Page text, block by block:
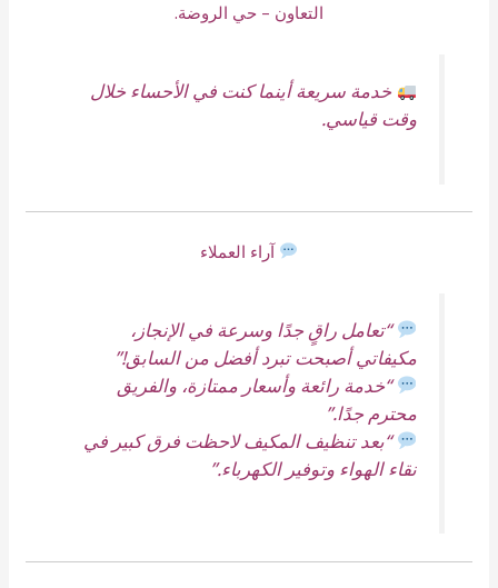
التعاون – حي الروضة.
خدمة سريعة أينما كنت في الأحساء خلال
وقت قياسي.
آراء العملاء
“تعامل راقٍ جدًا وسرعة في الإنجاز،
مكيفاتي أصبحت تبرد أفضل من السابق!”
“خدمة رائعة وأسعار ممتازة، والفريق
محترم جدًا.”
“بعد تنظيف المكيف لاحظت فرق كبير في
نقاء الهواء وتوفير الكهرباء.”